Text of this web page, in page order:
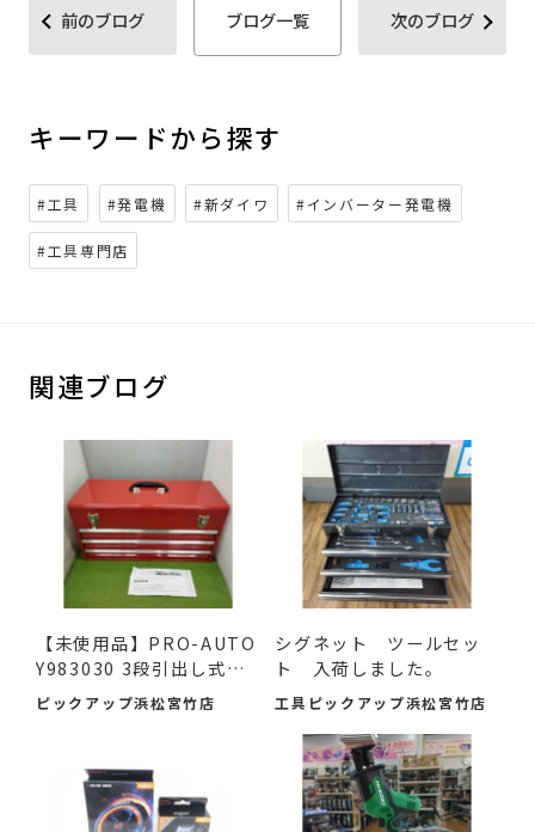
前のブログ ブログ一覧 次のブログ
キーワードから探す
#工具 #発電機 #新ダイワ #インバーター発電機
#工具専門店
関連ブログ
【未使用品】PRO-AUTO
Y983030 3段引出し式ツ
ール...
ピックアップ浜松宮竹店
シグネット ツールセッ
ト 入荷しました。
工具ピックアップ浜松宮竹店